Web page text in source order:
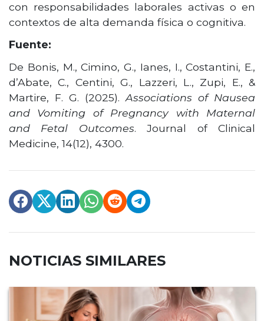
con responsabilidades laborales activas o en
contextos de alta demanda física o cognitiva.
Fuente:
De Bonis, M., Cimino, G., Ianes, I., Costantini, E.,
d’Abate, C., Centini, G., Lazzeri, L., Zupi, E., &
Martire, F. G. (2025). Associations of Nausea
and Vomiting of Pregnancy with Maternal
and Fetal Outcomes. Journal of Clinical
Medicine, 14(12), 4300.
NOTICIAS SIMILARES